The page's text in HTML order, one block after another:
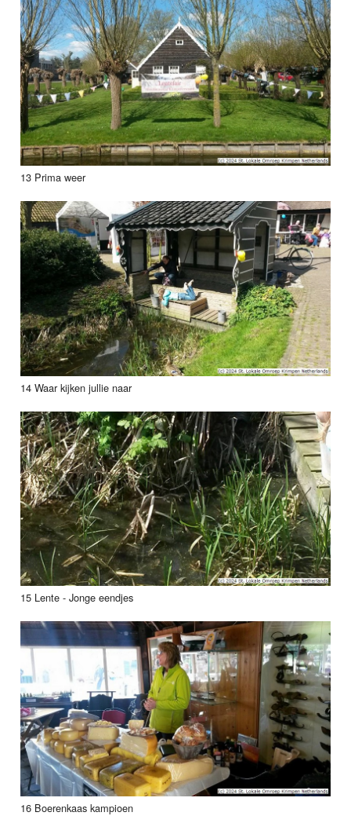
13 Prima weer
14 Waar kijken jullie naar
15 Lente - Jonge eendjes
16 Boerenkaas kampioen